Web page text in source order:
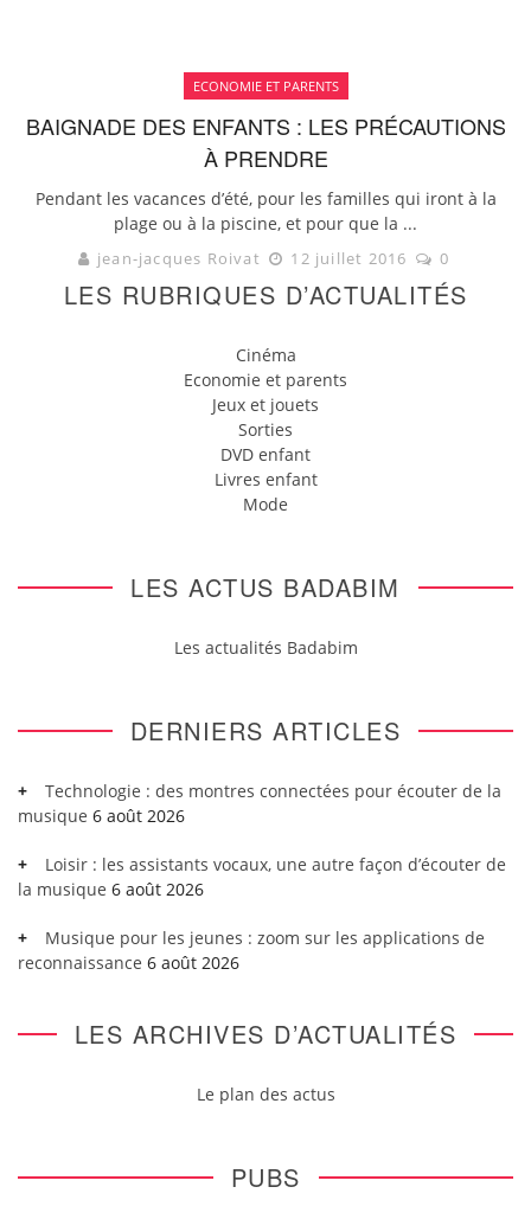
ECONOMIE ET PARENTS
BAIGNADE DES ENFANTS : LES PRÉCAUTIONS
À PRENDRE
Pendant les vacances d’été, pour les familles qui iront à la
plage ou à la piscine, et pour que la ...
jean-jacques Roivat 12 juillet 2016 0
LES RUBRIQUES D’ACTUALITÉS
Cinéma
Economie et parents
Jeux et jouets
Sorties
DVD enfant
Livres enfant
Mode
LES ACTUS BADABIM
Les actualités Badabim
DERNIERS ARTICLES
Technologie : des montres connectées pour écouter de la
musique 6 août 2026
Loisir : les assistants vocaux, une autre façon d’écouter de
la musique 6 août 2026
Musique pour les jeunes : zoom sur les applications de
reconnaissance 6 août 2026
LES ARCHIVES D’ACTUALITÉS
Le plan des actus
PUBS